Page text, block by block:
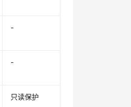
-
-
只读保护